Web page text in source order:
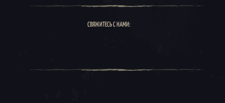
СВЯЖИТЕСЬ С НАМИ: